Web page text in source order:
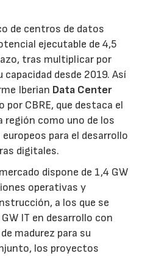
de centros de datos
ejecutable de 4,5
tras multiplicar por
capacidad desde 2019. Así
Iberian Data Center
por CBRE, que destaca el
región como uno de los
para el desarrollo
digitales.
dispone de 1,4 GW
operativas y
a los que se
IT en desarrollo con
madurez para su
los proyectos